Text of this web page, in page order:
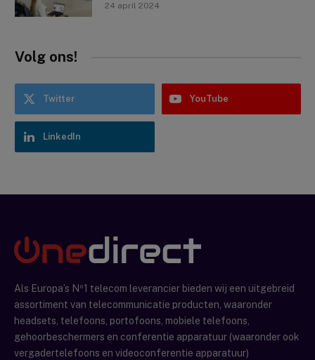
24 april 2024
Volg ons!
Twitter YouTube
LinkedIn
Als Europa’s Nº1 telecom leverancier bieden wij een uitgebreid
assortiment van telecommunicatie producten, waaronder
headsets, telefoons, portofoons, mobiele telefoons,
gehoorbeschermers en conferentie apparatuur (waaronder ook
vergadertelefoons en videoconferentie apparatuur)